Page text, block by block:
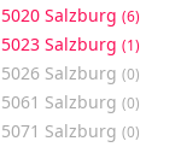
5020 Salzburg (6)
5023 Salzburg (1)
5026 Salzburg (0)
5061 Salzburg (0)
5071 Salzburg (0)